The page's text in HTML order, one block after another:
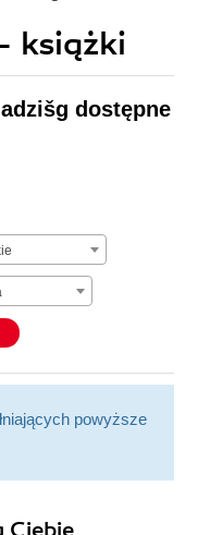
książki
dostępne
powyższe